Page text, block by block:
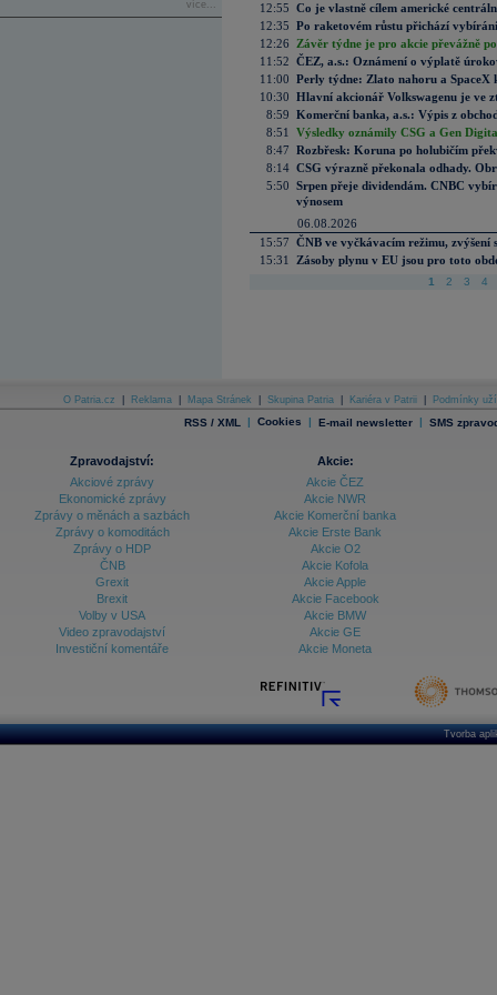
více...
12:55 Co je vlastně cílem americké
12:35 Po raketovém růstu přichází
12:26
Závěr týdne je pro akcie převážně
11:52 ČEZ, a.s.: Oznámení o výplatě
11:00 Perly týdne: Zlato nahoru a SpaceX
10:30 Hlavní akcionář Volkswagenu je ve
8:59 Komerční banka, a.s.: Výpis z
8:51
Výsledky oznámily CSG a Gen
8:47 Rozbřesk: Koruna po holubičím
8:14 CSG výrazně překonala odhady.
5:50 Srpen přeje dividendám. CNBC
výnosem
06.08.2026
15:57 ČNB ve vyčkávacím režimu, zvýšení
15:31
Zásoby plynu v EU jsou pro toto
1 2 3 4
O Patria.cz Reklama Mapa Stránek Skupina Patria Kariéra v Patrii Podmínky
RSS / XML | Cookies | E-mail newsletter | SMS
Zpravodajství:
Akciové zprávy
Ekonomické zprávy
Zprávy o měnách a sazbách
Zprávy o komoditách
Zprávy o HDP
ČNB
Grexit
Brexit
Volby v USA
Video zpravodajství
Investiční komentáře
Akcie:
Akcie ČEZ
Akcie NWR
Akcie Komerční banka
Akcie Erste Bank
Akcie O2
Akcie Kofola
Akcie Apple
Akcie Facebook
Akcie BMW
Akcie GE
Akcie Moneta
Tvorba